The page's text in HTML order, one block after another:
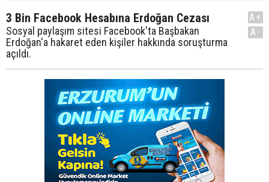
3 Bin Facebook Hesabına Erdoğan Cezası
Sosyal paylaşım sitesi Facebook'ta Başbakan
Erdoğan'a hakaret eden kişiler hakkında soruşturma
açıldı.
A+
A-